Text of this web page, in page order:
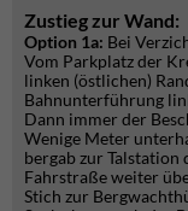
Zustieg zur Wand:
Option 1a: Bei
Vom Parkplatz der
linken (östlichen)
Bahnunterführung
Dann immer der
Wenige Meter
bergab zur Talstation
Fahrstraße weiter
Stich zur